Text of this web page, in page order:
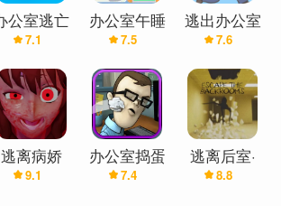
的敌人角色选择
助于推动行动
公室逃亡
7.1
办公室午睡
逃生
7.5
逃出办公室
2
7.6
逃离病娇
9.1
办公室捣蛋
鬼汉化版
7.4
逃离后室·
联机
8.8